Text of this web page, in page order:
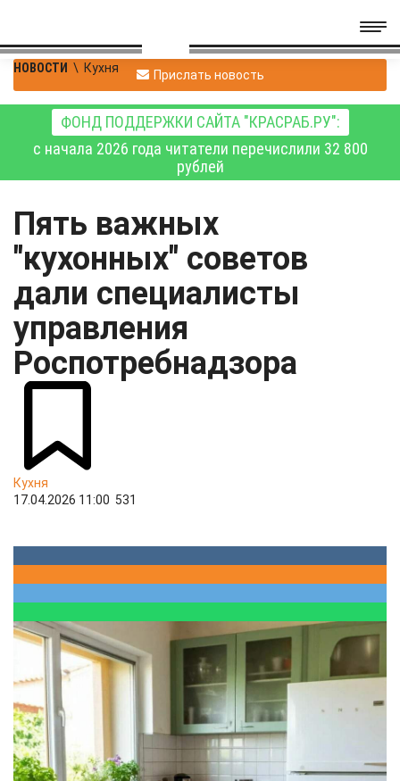
НОВОСТИ \ Кухня Прислать новость
ФОНД ПОДДЕРЖКИ САЙТА "КРАСРАБ.РУ":
с начала 2026 года читатели перечислили 32 800
рублей
Пять важных
"кухонных" советов
дали специалисты
управления
Роспотребнадзора
Кухня
17.04.2026 11:00 531